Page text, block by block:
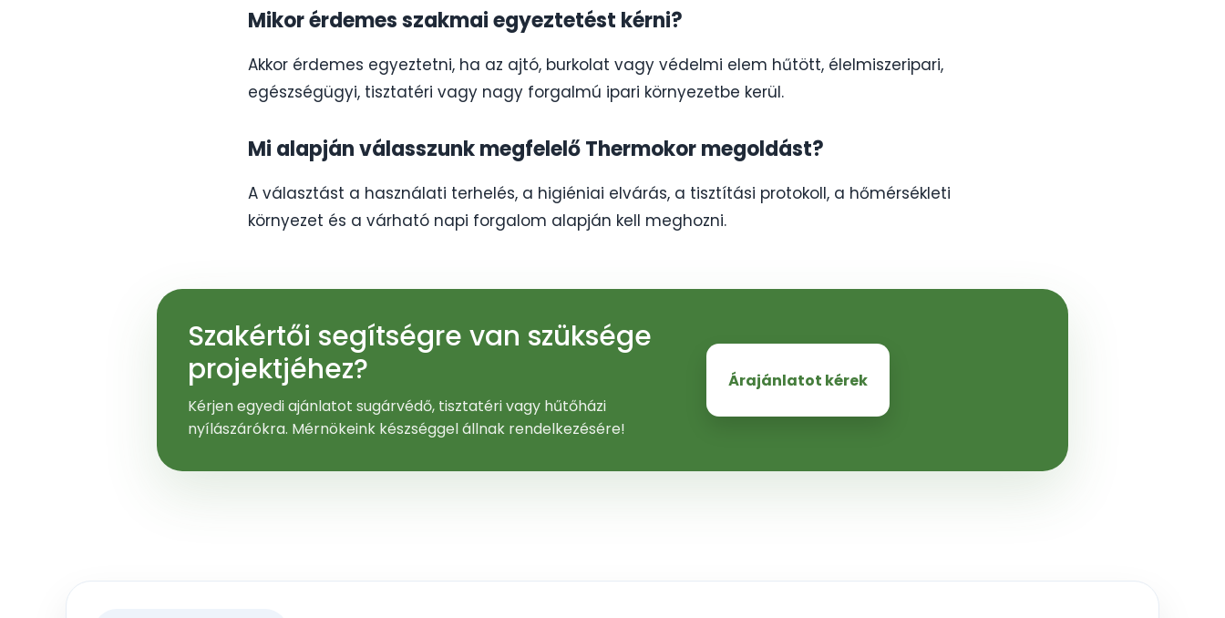
Mikor érdemes szakmai egyeztetést kérni?
Akkor érdemes egyeztetni, ha az ajtó, burkolat vagy védelmi elem hűtött, élelmiszeripari,
egészségügyi, tisztatéri vagy nagy forgalmú ipari környezetbe kerül.
Mi alapján válasszunk megfelelő Thermokor megoldást?
A választást a használati terhelés, a higiéniai elvárás, a tisztítási protokoll, a hőmérsékleti
környezet és a várható napi forgalom alapján kell meghozni.
Szakértői segítségre van szüksége
projektjéhez?
Kérjen egyedi ajánlatot sugárvédő, tisztatéri vagy hűtőházi
nyílászárókra. Mérnökeink készséggel állnak rendelkezésére!
Árajánlatot kérek